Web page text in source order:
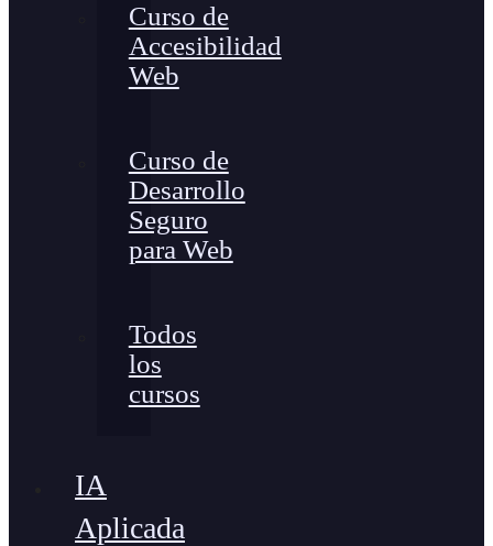
Curso de
Accesibilidad
Web
Curso de
Desarrollo
Seguro
para Web
Todos
los
cursos
IA
Aplicada